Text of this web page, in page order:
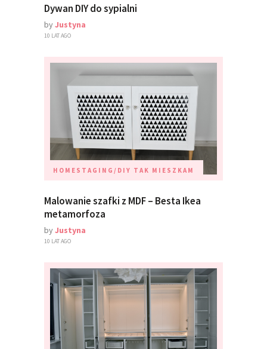
Dywan DIY do sypialni
byJustyna
10 LAT AGO
HOMESTAGING/DIY TAK MIESZKAM
Malowanie szafki z MDF – Besta Ikea
metamorfoza
byJustyna
10 LAT AGO